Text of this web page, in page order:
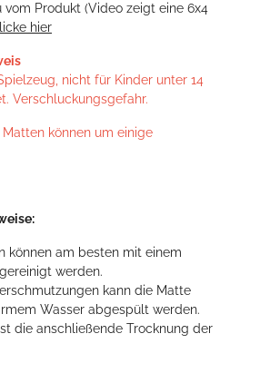
vom Produkt (Video zeigt eine 6x4
hier
nicht für Kinder unter 14
Verschluckungsgefahr.
Matten können um einige
können am besten mit einem
werden.
kann die Matte
Wasser abgespült werden.
die anschließende Trocknung der